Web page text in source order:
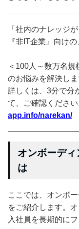
「社内のナレッジ
『非IT企業』向け
＜100人～数万名
のお悩みを解決しま
詳しくは、3分で分
て、ご確認ください
app.info/narekan/
オンボーデ
は
ここでは、オンボ
をご紹介します。
入社員を長期的に